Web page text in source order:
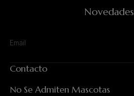
Novedades
Contacto
No Se Admiten Mascotas